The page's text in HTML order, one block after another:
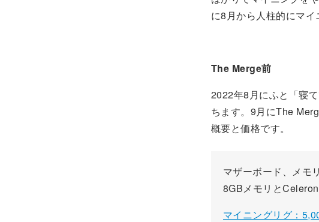
に8月から人柱的にマイ
The Merge前
2022年8月にふと「寝
ちます。9月にThe
概要と価格です。
マザーボード、メモ
8GBメモリと
マイニングリグ：